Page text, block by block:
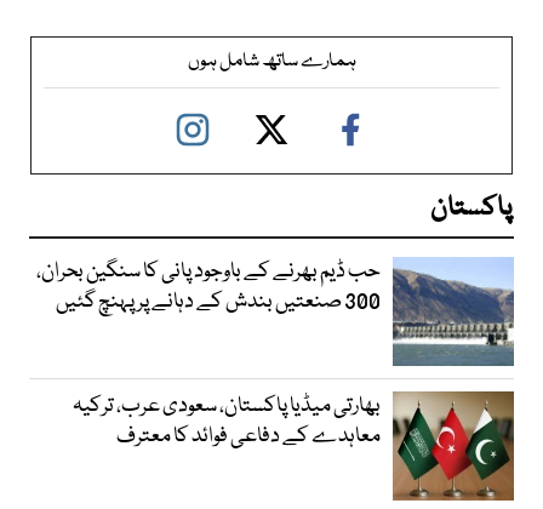
ہمارے ساتھ شامل ہوں
پاکستان
حب ڈیم بھرنے کے باوجود پانی کا سنگین بحران،
300 صنعتیں بندش کے دہانے پر پہنچ گئیں
بھارتی میڈیا پاکستان، سعودی عرب، ترکیہ
معاہدے کے دفاعی فوائد کا معترف